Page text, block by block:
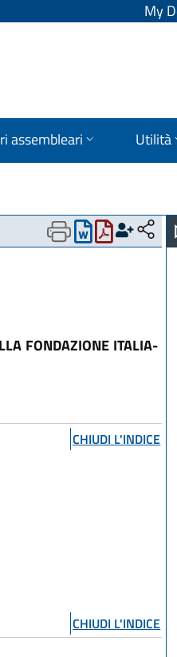
My
assembleari Utilità
FONDAZIONE ITALIA-
CHIUDI L'INDICE
CHIUDI L'INDICE